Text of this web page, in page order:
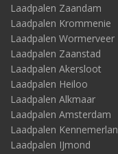
Laadpalen Zaandam
Laadpalen Krommenie
Laadpalen Wormerveer
Laadpalen Zaanstad
Laadpalen Akersloot
Laadpalen Heiloo
Laadpalen Alkmaar
Laadpalen Amsterdam
Laadpalen
Laadpalen IJmond